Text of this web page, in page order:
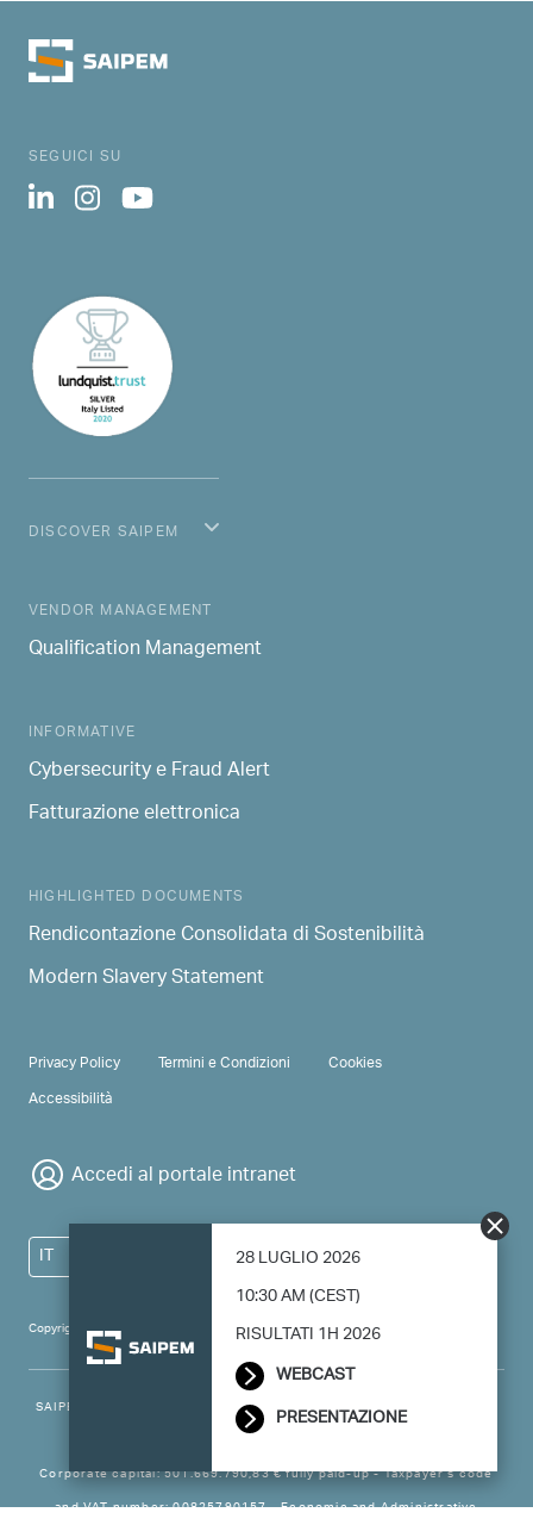
28 LUGLIO 2026
10:30 AM (CEST)
RISULTATI 1H 2026
WEBCAST
PRESENTAZIONE
SEGUICI SU
DISCOVER SAIPEM
MAIN NAVIGATION
VENDOR MANAGEMENT
Qualification Management
INFORMATIVE
Cybersecurity e Fraud Alert
Fatturazione elettronica
HIGHLIGHTED DOCUMENTS
Rendicontazione Consolidata di Sostenibilità
Modern Slavery Statement
Copyright 2024 Saipem - All right reserved
PRIVACY & TERMS
Privacy Policy Termini e Condizioni
Cookies
Accessibilità
Accedi al portale intranet
IT
SAIPEM SpA - Registered office: Via Luigi Russolo, 5, 20138, Milano -
Italy
Corporate capital: 501.669.790,83 € fully paid-up - Taxpayer’s code
and VAT number: 00825790157 - Economic and Administrative